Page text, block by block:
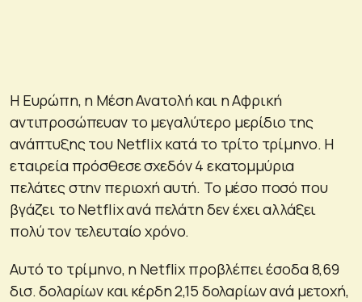
Η Ευρώπη, η Μέση Ανατολή και η Αφρική
αντιπροσώπευαν το μεγαλύτερο μερίδιο της
ανάπτυξης του Netflix κατά το τρίτο τρίμηνο. Η
εταιρεία πρόσθεσε σχεδόν 4 εκατομμύρια
πελάτες στην περιοχή αυτή. Το μέσο ποσό που
βγάζει το Netflix ανά πελάτη δεν έχει αλλάξει
πολύ τον τελευταίο χρόνο.
Αυτό το τρίμηνο, η Netflix προβλέπει έσοδα 8,69
δισ. δολαρίων και κέρδη 2,15 δολαρίων ανά μετοχή,